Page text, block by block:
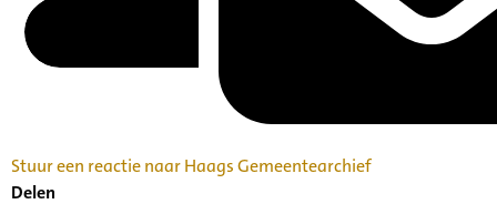
Stuur een reactie naar Haags Gemeentearchief
Delen